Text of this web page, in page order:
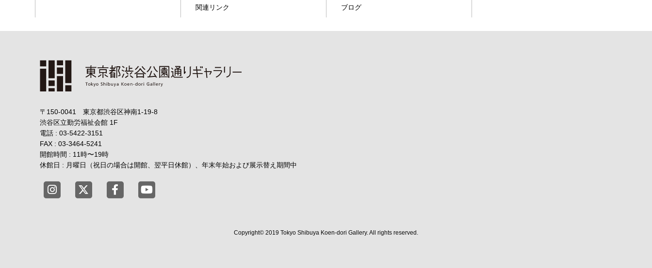
関連リンク ブログ
〒150-0041 東京都渋谷区神南1-19-8
渋谷区立勤労福祉会館 1F
電話 : 03-5422-3151
FAX : 03-3464-5241
開館時間 : 11時〜19時
休館日 : 月曜日（祝日の場合は開館、翌平日休館）、年末年始および展示替え期間中
東京都渋谷公園通りギャラリー X
東京都渋谷公園通りギャラリー Facebook
東京都渋谷公園通りギャラリー YouTube
Copyright© 2019 Tokyo Shibuya Koen-dori Gallery. All rights reserved.